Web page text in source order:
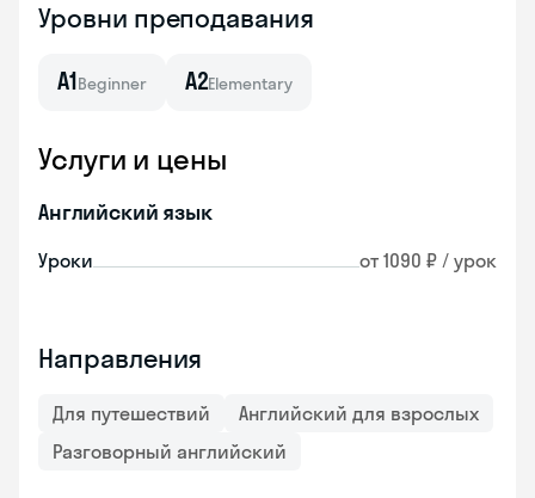
Уровни преподавания
A1Beginner A2Elementary
Услуги и цены
Английский язык
Уроки от 1090 ₽ / урок
Направления
Для путешествий
Английский для взрослых
Разговорный английский